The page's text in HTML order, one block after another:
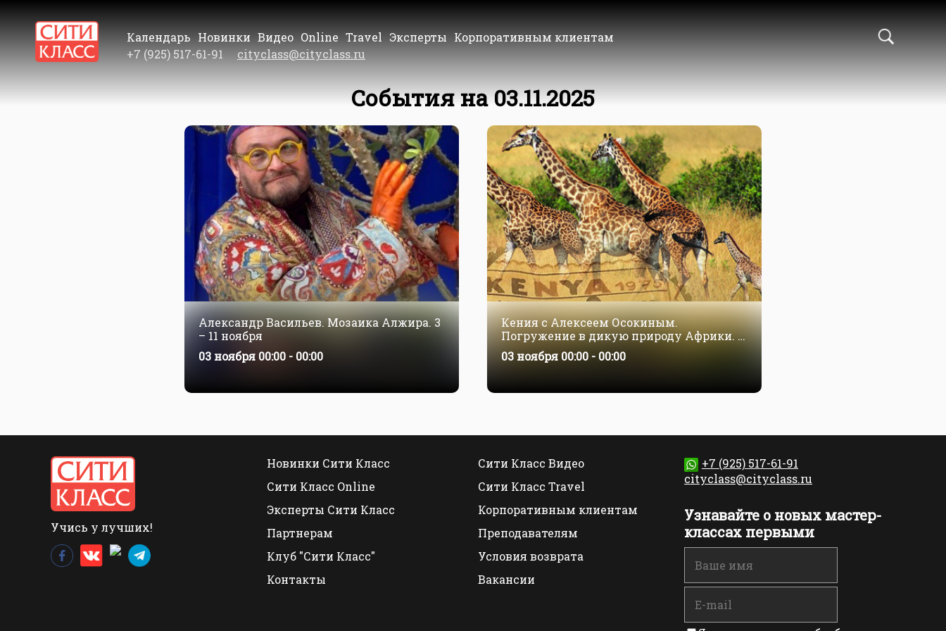
Календарь Новинки Видео Online Travel Эксперты Корпоративным клиентам
+7 (925) 517-61-91
cityclass@cityclass.ru
События на 03.11.2025
Александр Васильев. Мозаика Алжира. 3
– 11 ноября
03 ноября 00:00 - 00:00
Кения с Алексеем Осокиным.
Погружение в дикую природу Африки. 1
— 7 ноября
03 ноября 00:00 - 00:00
Учись у лучших!
Новинки Сити Класс
Сити Класс Видео
Сити Класс Online
Сити Класс Travel
Эксперты Сити Класс
Корпоративным клиентам
Партнерам
Преподавателям
Клуб "Сити Класс"
Условия возврата
Контакты
Вакансии
+7 (925) 517-61-91
cityclass@cityclass.ru
Узнавайте о новых мастер-
классах первыми